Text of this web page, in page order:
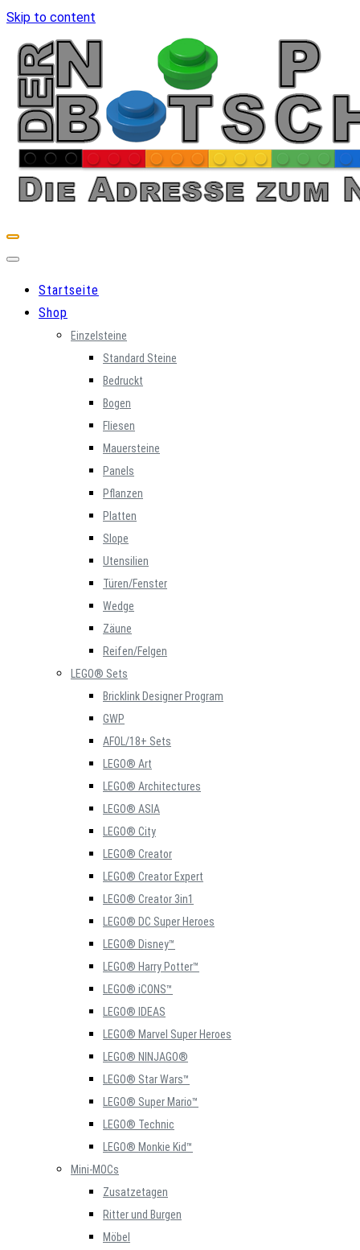
Skip to content
Startseite
Shop
Einzelsteine
Standard Steine
Bedruckt
Bogen
Fliesen
Mauersteine
Panels
Pflanzen
Platten
Slope
Utensilien
Türen/Fenster
Wedge
Zäune
Reifen/Felgen
LEGO® Sets
Bricklink Designer Program
GWP
AFOL/18+ Sets
LEGO® Art
LEGO® Architectures
LEGO® ASIA
LEGO® City
LEGO® Creator
LEGO® Creator Expert
LEGO® Creator 3in1
LEGO® DC Super Heroes
LEGO® Disney™
LEGO® Harry Potter™
LEGO® iCONS™
LEGO® IDEAS
LEGO® Marvel Super Heroes
LEGO® NINJAGO®
LEGO® Star Wars™
LEGO® Super Mario™
LEGO® Technic
LEGO® Monkie Kid™
Mini-MOCs
Zusatzetagen
Ritter und Burgen
Möbel